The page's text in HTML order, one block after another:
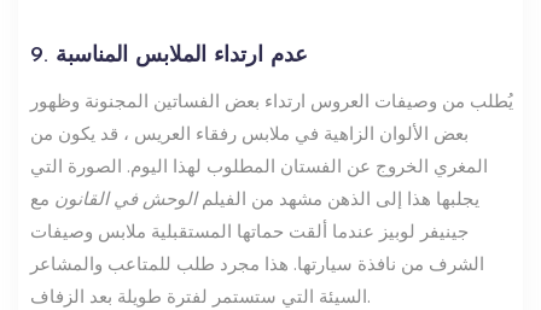
9. عدم ارتداء الملابس المناسبة
يُطلب من وصيفات العروس ارتداء بعض الفساتين المجنونة وظهور
بعض الألوان الزاهية في ملابس رفقاء العريس ، قد يكون من
المغري الخروج عن الفستان المطلوب لهذا اليوم. الصورة التي
يجلبها هذا إلى الذهن مشهد من الفيلمالوحش في القانون مع
جينيفر لوبيز عندما ألقت حماتها المستقبلية ملابس وصيفات
الشرف من نافذة سيارتها. هذا مجرد طلب للمتاعب والمشاعر
السيئة التي ستستمر لفترة طويلة بعد الزفاف.